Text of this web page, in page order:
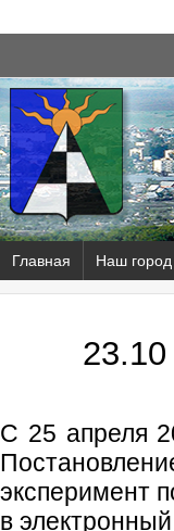
Главная Наш город
С 25 апреля
эксперимент
в